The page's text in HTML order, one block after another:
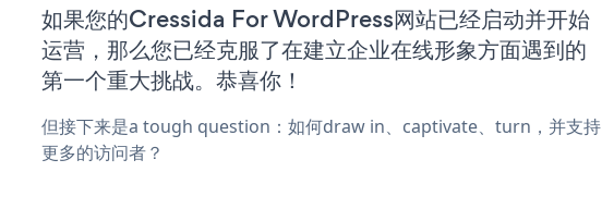
如果您的Cressida For WordPress网站已经启动并开始
运营，那么您已经克服了在建立企业在线形象方面遇到的
第一个重大挑战。恭喜你！
但接下来是a tough question：如何draw in、captivate、turn，并支持
更多的访问者？